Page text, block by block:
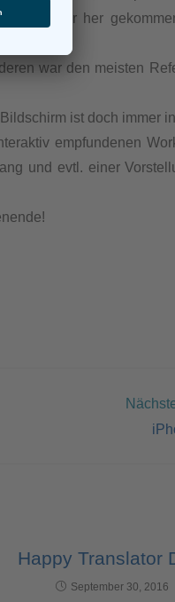
weiter her
war den meisten
ist doch immer
empfundenen
und evtl. einer
Happy Translator
September 30, 2016